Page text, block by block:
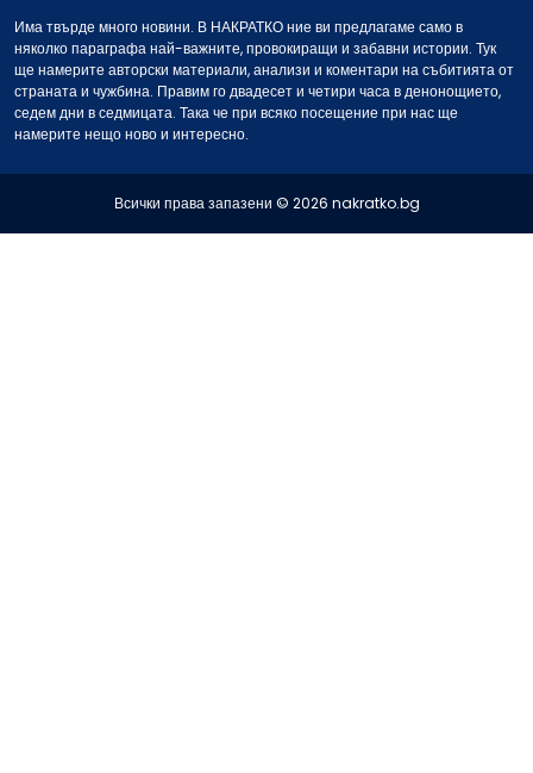
Има твърде много новини. В НАКРАТКО ние ви предлагаме само в
няколко параграфа най-важните, провокиращи и забавни истории. Тук
ще намерите авторски материали, анализи и коментари на събитията от
страната и чужбина. Правим го двадесет и четири часа в денонощието,
седем дни в седмицата. Така че при всяко посещение при нас ще
намерите нещо ново и интересно.
Всички права запазени © 2026 nakratko.bg